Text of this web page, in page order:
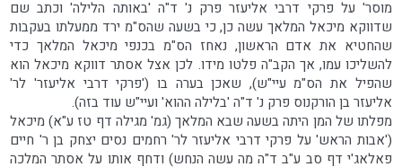
מוסר' על פרקי דרבי אליעזר פרק נ' ד"ה 'באותה הלילה' וכתב שם
שדווקא מיכאל המלאך עשה כן, כי בשעה שהס"מ ירד ממעלתו בעקבות
שהחטיא את אדם הראשון, נאחז הס"מ בכנפי מיכאל המלאך כדי
להשליכו עמו, אך הקב"ה פלטו מידו. לכן אצל אסתר דווקא מיכאל הוא
שהפיל את הס"מ עיי"ש), שאכן בערה בו ('פרקי דרבי אליעזר' לר'
אליעזר בן הורקנוס פרק נ' ד"ה 'בלילה ההוא' ועיי"ש עוד בזה).
מפלתו של המן היתה בשעה שבא המלאך (גמ' מגילה דף טז ע"א) מיכאל
('אבות הראש' על פרקי דרבי אליעזר לר' רחמים נסים יצחק בן ר' חיים
פאלאג'י דף סב ע"ב ד"ה מה עשה הנחש) ודחף אותו על אסתר המלכה